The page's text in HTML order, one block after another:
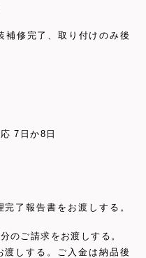
修完了、取り付けのみ後
7日か8日
了報告書をお渡しする。
のご請求をお渡しする。
しする。ご入金は納品後